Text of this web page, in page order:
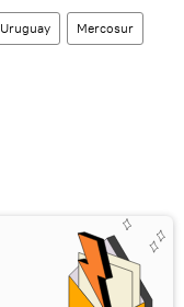
Uruguay Mercosur